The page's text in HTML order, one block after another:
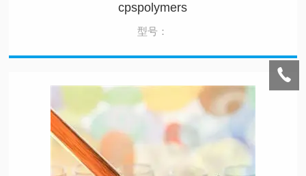
cpspolymers
型号：